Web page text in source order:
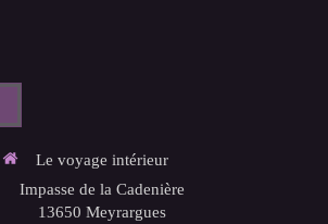
Le voyage intérieur
Impasse de la Cadenière
13650 Meyrargues